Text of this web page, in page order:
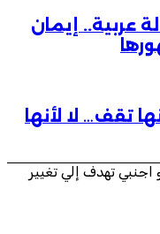
عربية.. إيمان
تقف… لا لأنها
اجنبي تهدف إلي تغيير